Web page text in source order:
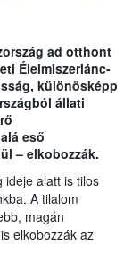
ad otthont
Élelmiszerlánc-
különösképp
állati
eső
– elkobozzák.
ideje alatt is tilos
A tilalom
magán
elkobozzák az